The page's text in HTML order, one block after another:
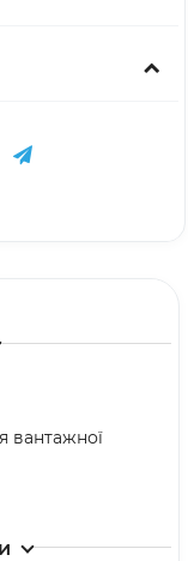
вантажної